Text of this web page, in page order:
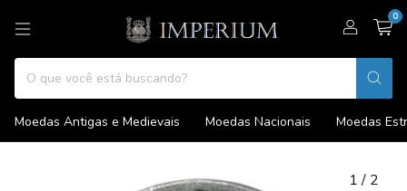
0
Moedas Antigas e Medievais Moedas Nacionais Moedas
1/ 2